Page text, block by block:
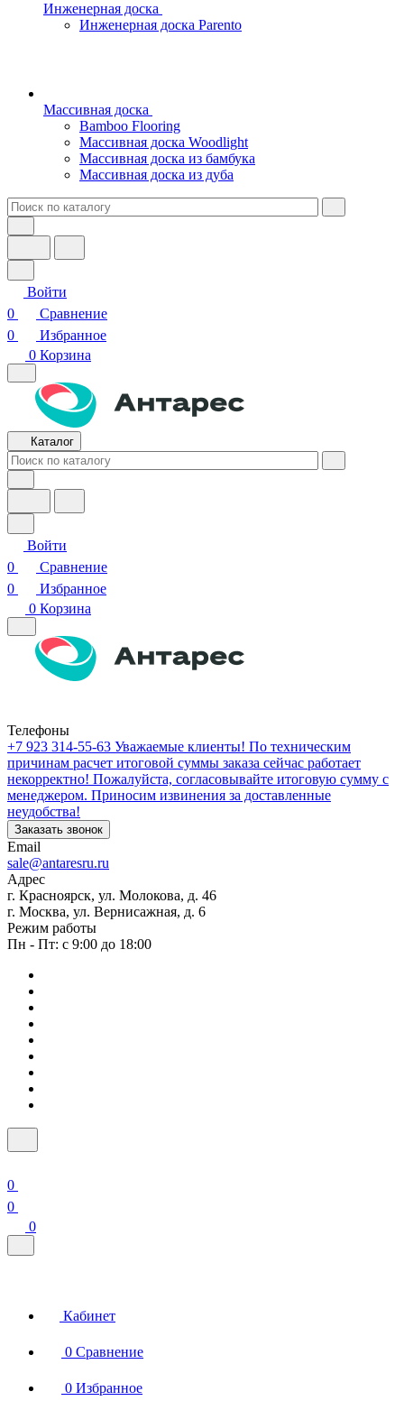
Инженерная доска
Инженерная доска Parento
Массивная доска
Bamboo Flooring
Массивная доска Woodlight
Массивная доска из бамбука
Массивная доска из дуба
Войти
0
Сравнение
0
Избранное
0 Корзина
Каталог
Войти
0
Сравнение
0
Избранное
0 Корзина
Телефоны
+7 923 314-55-63 Уважаемые клиенты! По техническим
причинам расчет итоговой суммы заказа сейчас работает
некорректно! Пожалуйста, согласовывайте итоговую сумму с
менеджером. Приносим извинения за доставленные
неудобства!
Заказать звонок
Email
sale@antaresru.ru
Адрес
г. Красноярск, ул. Молокова, д. 46
г. Москва, ул. Вернисажная, д. 6
Режим работы
Пн - Пт: с 9:00 до 18:00
0
0
0
Кабинет
0 Сравнение
0 Избранное